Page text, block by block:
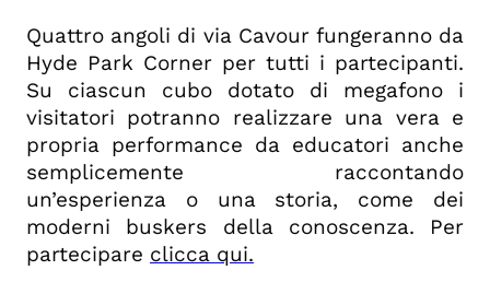
Quattro angoli di via Cavour fungeranno da
Hyde Park Corner per tutti i partecipanti.
Su ciascun cubo dotato di megafono i
visitatori potranno realizzare una vera e
propria performance da educatori anche
semplicemente raccontando
un’esperienza o una storia, come dei
moderni buskers della conoscenza. Per
partecipare clicca qui.